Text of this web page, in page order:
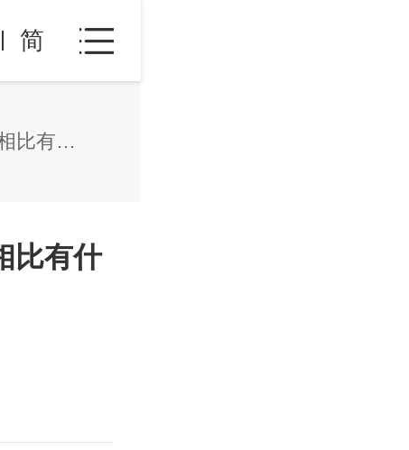
简
保加利亚人均GDP是多少？和发达国家相比有什么优劣势？
比有什